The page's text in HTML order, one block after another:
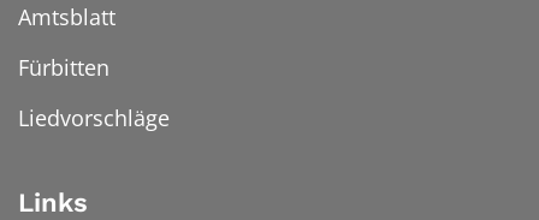
Amtsblatt
Fürbitten
Liedvorschläge
Links